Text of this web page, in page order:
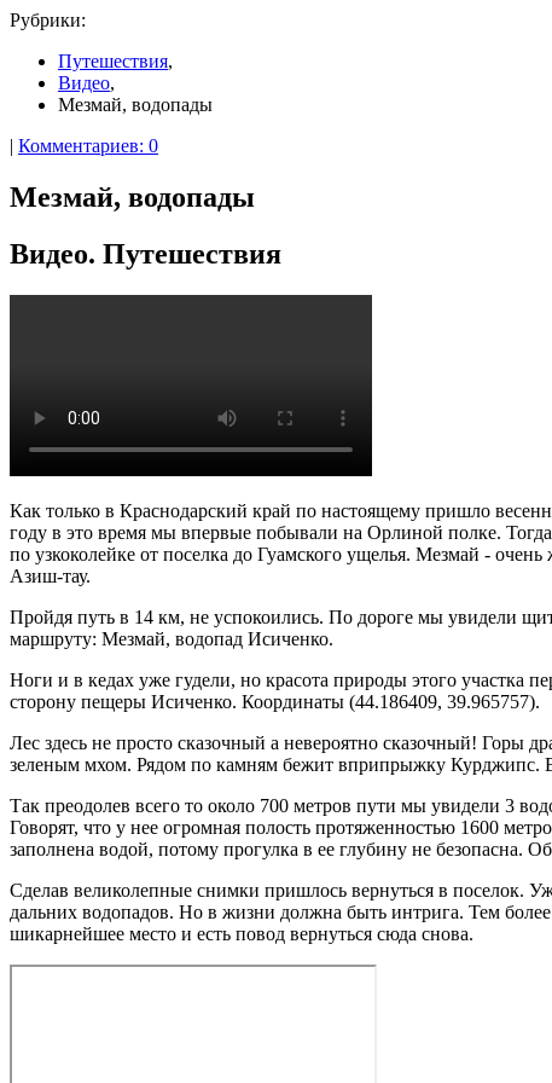
Рубрики:
Путешествия,
Видео,
Мезмай, водопады
| Комментариев: 0
Мезмай, водопады
Видео. Путешествия
Как только в Краснодарский край по настоящему пришло
году в это время мы впервые побывали на Орлиной полке.
по узкоколейке от поселка до Гуамского ущелья. Мезмай -
Азиш-тау.
Пройдя путь в 14 км, не успокоились. По дороге мы увидели
маршруту: Мезмай, водопад Исиченко.
Ноги и в кедах уже гудели, но красота природы этого участка
сторону пещеры Исиченко. Координаты (44.186409, 39.965757).
Лес здесь не просто сказочный а невероятно сказочный!
зеленым мхом. Рядом по камням бежит вприпрыжку Курджипс. В
Так преодолев всего то около 700 метров пути мы увидели 3
Говорят, что у нее огромная полость протяженностью 1600
заполнена водой, потому прогулка в ее глубину не безопасна.
Сделав великолепные снимки пришлось вернуться в поселок.
дальних водопадов. Но в жизни должна быть интрига. Тем
шикарнейшее место и есть повод вернуться сюда снова.